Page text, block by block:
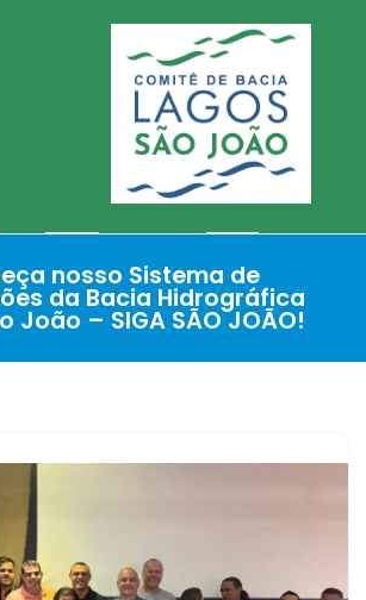
nosso Sistema de
da Bacia Hidrográfica
João – SIGA SÃO JOÃO!